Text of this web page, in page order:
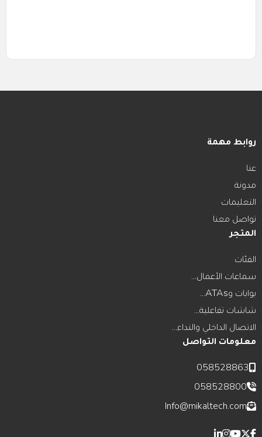
روابط مهمة
عنا
مدونة
التعليمات
تواصل معنا
المتجر
الفئات
سماعات الأعمال...
بوابات وATAs...
شاشات تفاعلية...
الاتصال الداخلي والنداء...
معلومات التواصل
058528863
058528800
Info@mikaltech.com